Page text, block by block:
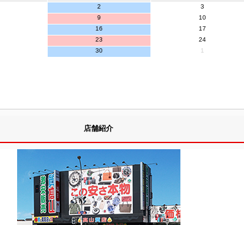
2 3
9 10
16 17
23 24
30 1
店舗紹介